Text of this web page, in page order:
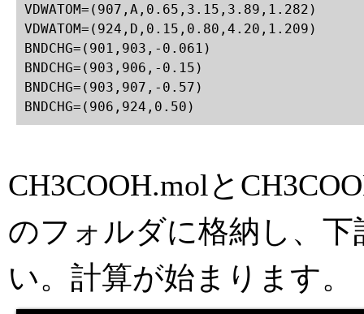
VDWATOM=(907,A,0.65,3.15,3.89,1.282)
VDWATOM=(924,D,0.15,0.80,4.20,1.209)
BNDCHG=(901,903,-0.061)
BNDCHG=(903,906,-0.15)
BNDCHG=(903,907,-0.57)
BNDCHG=(906,924,0.50)
CH3COOH.molと
のフォルダに格納し、
い。計算が始まります。